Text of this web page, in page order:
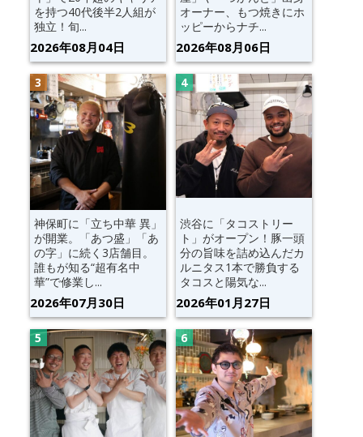
を持つ40代後半2人組が
独立！旬...
2026年08月04日
オーナー、もつ焼きにホ
ッピーからナチ...
2026年08月06日
神保町に「立ち中華 異」
が開業。「あつ盛」「あ
の字」に続く3店舗目。
誰もが知る“超有名中
華”で修業し...
2026年07月30日
渋谷に「タコストリー
ト」がオープン！豚一頭
分の旨味を詰め込んだカ
ルニタス1本で勝負する
タコスと陽気な...
2026年01月27日